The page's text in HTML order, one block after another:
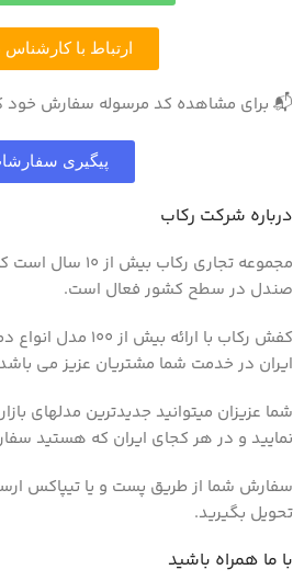
ارتباط با کارشناس
📬 برای مشاهده کد مرسوله سفارش خود
پیگیری
درباره شرکت رکاب
مجموعه تجاری
صندل در سطح کشور فعال است.
کفش رکاب با ارائه
ایران در خدمت شما مشتریان عزیز می
شما عزیزان میتوانید جدیدترین مدلهای
نمایید و در هر کجای ایران که هستید
سفارش شما از طریق پست و یا تیپاکس
تحویل بگیرید.
با ما همراه باشید